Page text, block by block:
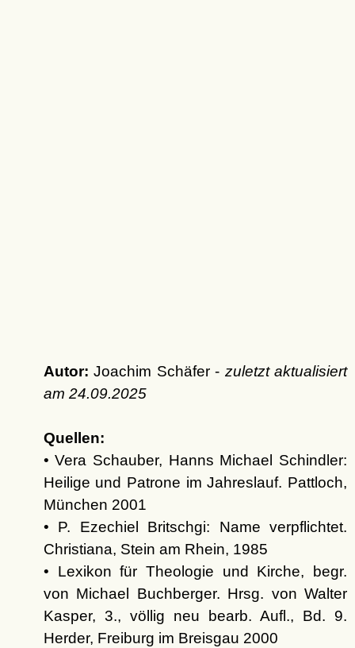
Autor: Joachim Schäfer - zuletzt aktualisiert
am 24.09.2025
Quellen:
• Vera Schauber, Hanns Michael Schindler:
Heilige und Patrone im Jahreslauf. Pattloch,
München 2001
• P. Ezechiel Britschgi: Name verpflichtet.
Christiana, Stein am Rhein, 1985
• Lexikon für Theologie und Kirche, begr.
von Michael Buchberger. Hrsg. von Walter
Kasper, 3., völlig neu bearb. Aufl., Bd. 9.
Herder, Freiburg im Breisgau 2000